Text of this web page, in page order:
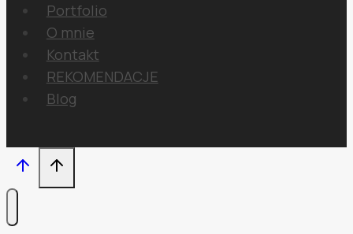
Portfolio
O mnie
Kontakt
REKOMENDACJE
Blog